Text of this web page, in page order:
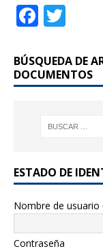
F
c
e
o
k
it
te
BÚSQUEDA DE
DOCUMENTOS
ESTADO DE
Nombre de
Contraseña